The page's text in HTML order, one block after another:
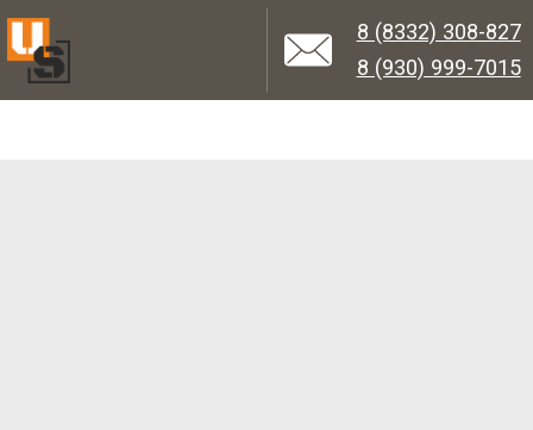
8 (8332) 308-827
8 (930) 999-7015